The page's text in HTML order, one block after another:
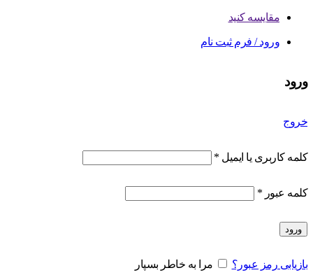
مقایسه کنید
ورود / فرم ثبت نام
ورود
خروج
کلمه کاربری یا ایمیل *
کلمه عبور *
ورود
بازیابی رمز عبور؟ مرا به خاطر بسپار